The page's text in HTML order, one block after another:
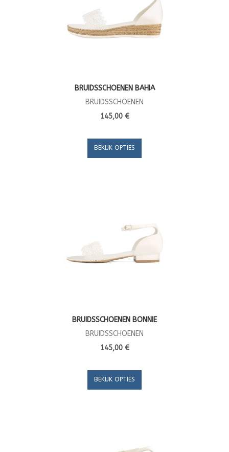
BRUIDSSCHOENEN BAHIA
BRUIDSSCHOENEN
145,00 €
BEKIJK OPTIES
BRUIDSSCHOENEN BONNIE
BRUIDSSCHOENEN
145,00 €
BEKIJK OPTIES